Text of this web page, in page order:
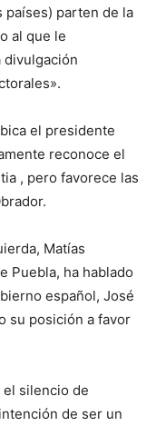
parten de la
al que le
divulgación
el presidente
reconoce el
, pero favorece las
Matías
Puebla, ha hablado
español, José
su posición a favor
silencio de
de ser un